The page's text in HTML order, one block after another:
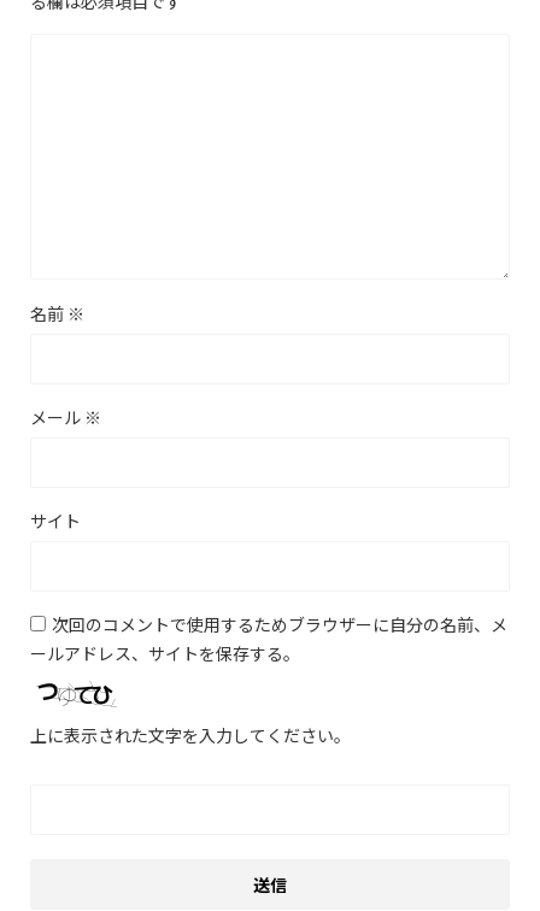
名前 ※
メール ※
サイト
次回のコメントで使用するためブラウザーに自分の名前、メ
ールアドレス、サイトを保存する。
上に表示された文字を入力してください。